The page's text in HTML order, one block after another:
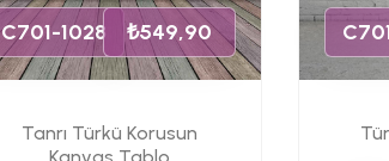
C701-1028 ₺549,90
Tanrı Türkü Korusun